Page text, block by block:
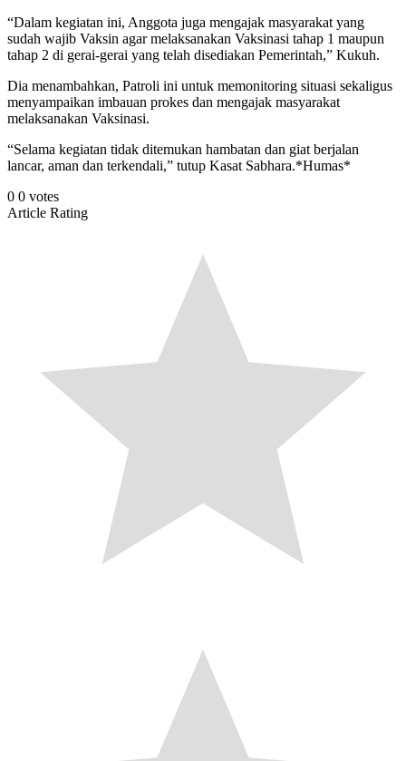
“Dalam kegiatan ini, Anggota juga mengajak masyarakat yang
sudah wajib Vaksin agar melaksanakan Vaksinasi tahap 1 maupun
tahap 2 di gerai-gerai yang telah disediakan Pemerintah,” Kukuh.
Dia menambahkan, Patroli ini untuk memonitoring situasi sekaligus
menyampaikan imbauan prokes dan mengajak masyarakat
melaksanakan Vaksinasi.
“Selama kegiatan tidak ditemukan hambatan dan giat berjalan
lancar, aman dan terkendali,” tutup Kasat Sabhara.*Humas*
0 0 votes
Article Rating